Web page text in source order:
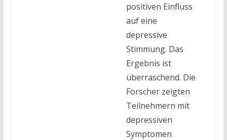
positiven Einfluss
auf eine
depressive
Stimmung. Das
Ergebnis ist
überraschend. Die
Forscher zeigten
Teilnehmern mit
depressiven
Symptomen